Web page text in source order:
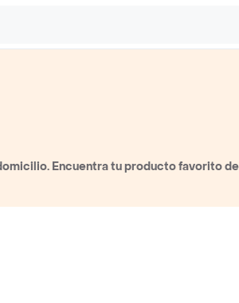
Encuentra tu producto favorito